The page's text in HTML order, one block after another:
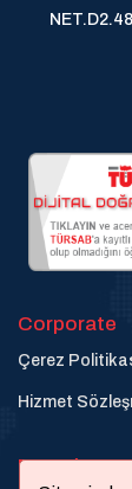
Corporate
Çerez
Hizmet
Destek